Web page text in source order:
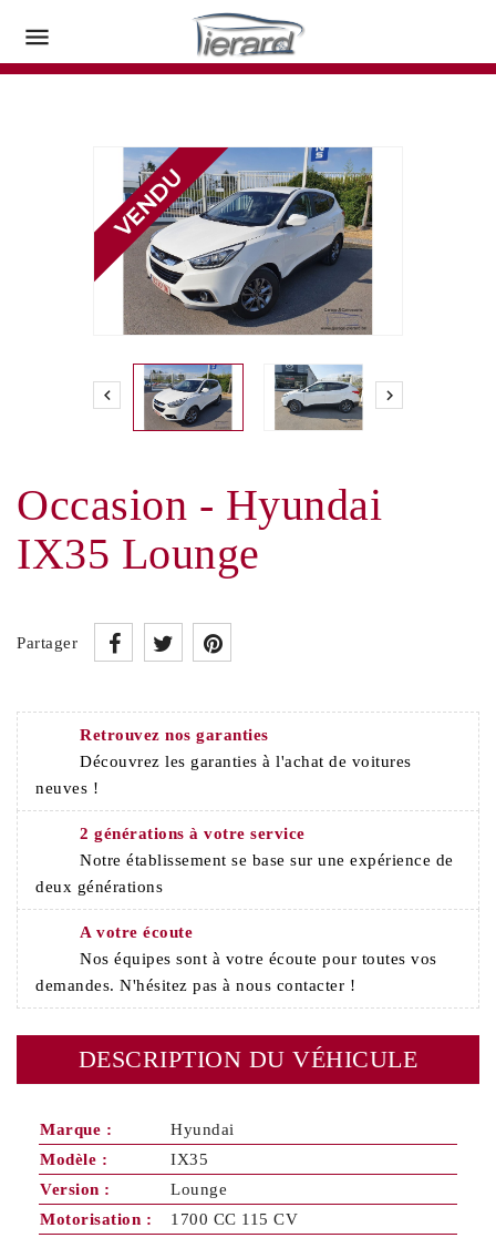

 
Occasion - Hyundai
IX35 Lounge
Partager
Retrouvez nos garanties
Découvrez les garanties à l'achat de voitures
neuves !
2 générations à votre service
Notre établissement se base sur une expérience de
deux générations
A votre écoute
Nos équipes sont à votre écoute pour toutes vos
demandes. N'hésitez pas à nous contacter !
DESCRIPTION DU VÉHICULE
Marque :
Hyundai
Modèle :
IX35
Version :
Lounge
Motorisation :
1700 CC 115 CV